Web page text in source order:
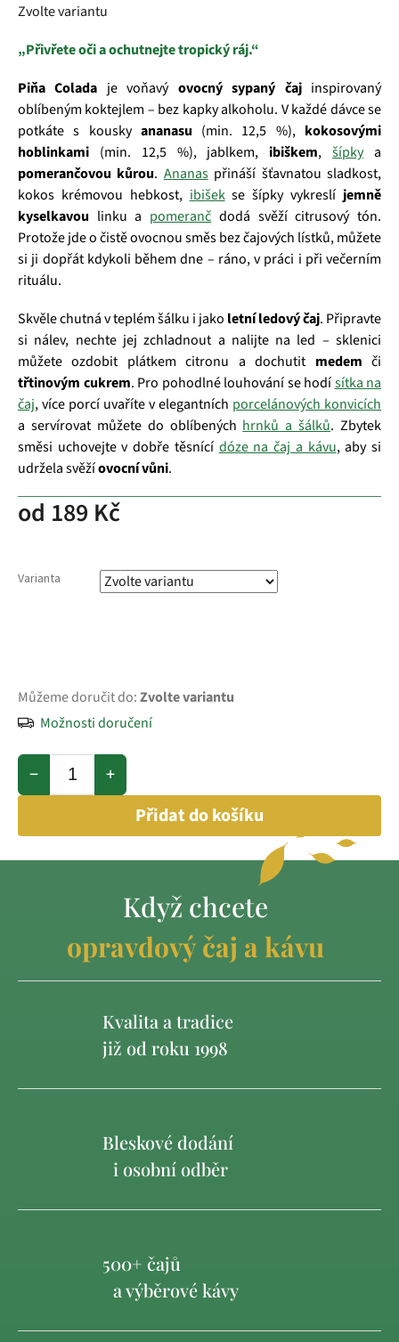
od 189 Kč
Zvolte variantu
Varianta
Můžeme doručit do:Zvolte variantu
Možnosti doručení
+
−
Přidat do košíku
„Přivřete oči a ochutnejte tropický ráj.“
Piňa Colada je voňavý ovocný sypaný čajinspirovaný
oblíbeným koktejlem – bez kapky alkoholu. V každé dávce se
potkáte s kousky ananasu (min. 12,5 %), kokosovými
hoblinkami (min. 12,5 %), jablkem, ibiškem,šípkya
pomerančovou kůrou. Ananaspřináší šťavnatou sladkost,
kokos krémovou hebkost, ibišekse šípky vykreslí jemně
kyselkavou linku a pomeranč dodá svěží citrusový tón.
Protože jde o čistě ovocnou směs bez čajových lístků, můžete
si ji dopřát kdykoli během dne – ráno, v práci i při večerním
rituálu.
Skvěle chutná v teplém šálku i jako letní ledový čaj. Připravte
si nálev, nechte jej zchladnout a nalijte na led – sklenici
můžete ozdobit plátkem citronu a dochutit medem či
třtinovým cukrem. Pro pohodlné louhování se hodísítka na
čaj, více porcí uvaříte v elegantních porcelánových konvicích
a servírovat můžete do oblíbených hrnků a šálků. Zbytek
směsi uchovejte v dobře těsnící dóze na čaj a kávu, aby si
udržela svěžíovocní vůni.
Když chcete
opravdový čaj a kávu
Kvalita a tradice
již od roku 1998
Bleskové dodání
i osobní odběr
500+ čajů
a výběrové kávy